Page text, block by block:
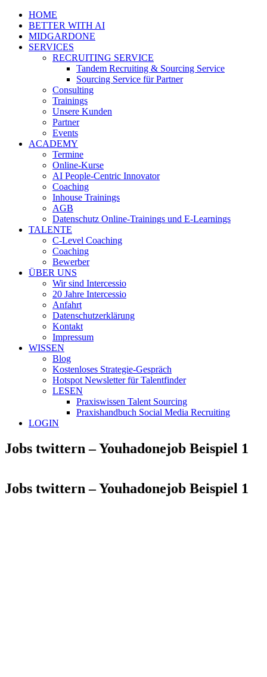
HOME
BETTER WITH AI
MIDGARDONE
SERVICES
RECRUITING SERVICE
Tandem Recruiting & Sourcing Service
Sourcing Service für Partner
Consulting
Trainings
Unsere Kunden
Partner
Events
ACADEMY
Termine
Online-Kurse
AI People-Centric Innovator
Coaching
Inhouse Trainings
AGB
Datenschutz Online-Trainings und E-Learnings
TALENTE
C-Level Coaching
Coaching
Bewerber
ÜBER UNS
Wir sind Intercessio
20 Jahre Intercessio
Anfahrt
Datenschutzerklärung
Kontakt
Impressum
WISSEN
Blog
Kostenloses Strategie-Gespräch
Hotspot Newsletter für Talentfinder
LESEN
Praxiswissen Talent Sourcing
Praxishandbuch Social Media Recruiting
LOGIN
Jobs twittern – Youhadonejob Beispiel 1
Jobs twittern – Youhadonejob Beispiel 1